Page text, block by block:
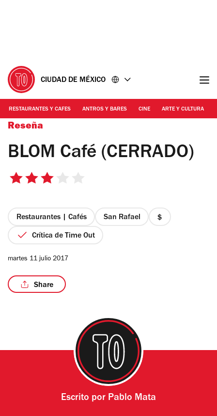
CIUDAD DE MÉXICO
RESTAURANTES Y CAFES ANTROS Y BARES CINE ARTE Y CULTURA
Reseña
BLOM Café (CERRADO)
3
estrellas
Restaurantes | Cafés San Rafael
precio
Crítica de Time Out
martes 11 julio 2017
Share
Escrito por Pablo Mata